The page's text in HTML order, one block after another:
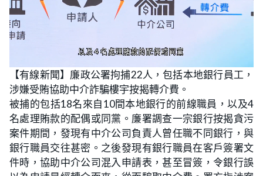
n
m
t
e
o
a
d
e
d
:
4
0
.
5
4
%
【有線新聞】廉政公署拘捕22人，包括本地銀行員工，
涉嫌受賄協助中介詐騙樓宇按揭轉介費。
被捕的包括18名來自10間本地銀行的前線職員，以及4
名處理賄款的配偶或同黨。廉署調查一宗銀行按揭貪污
案件期間，發現有中介公司負責人曾任職不同銀行，與
銀行職員交往甚密。之後發現有銀行職員在客戶簽署文
件時，協助中介公司混入申請表，甚至冒簽，令銀行誤